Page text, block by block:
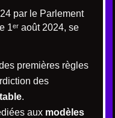
par le Parlement
1ᵉʳ août 2024, se
premières règles
des
.
aux modèles